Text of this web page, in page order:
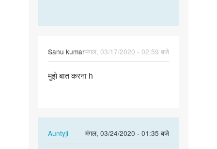
Sanu kumarमंगल, 03/17/2020 - 02:59 बजे
मुझे
मुझे बात करना h
Auntyji
मंगल, 03/24/2020 - 01:35 बजे
In